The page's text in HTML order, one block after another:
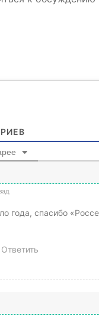
года, спасибо
Ответить